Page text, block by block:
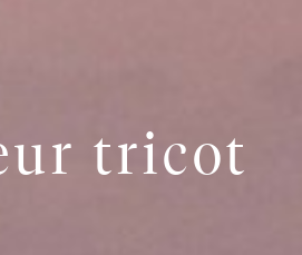
tricot